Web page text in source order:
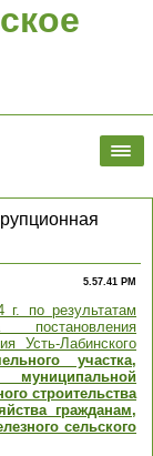
5.57.41 PM
по результатам
постановления
Усть-Лабинского
участка,
строительства
гражданам,
сельского